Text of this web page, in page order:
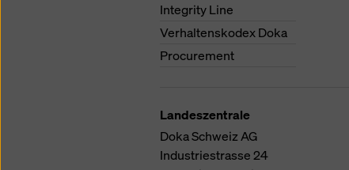
Integrity Line
Verhaltenskodex Doka
Procurement
Landeszentrale
Doka Schweiz AG
Industriestrasse 24